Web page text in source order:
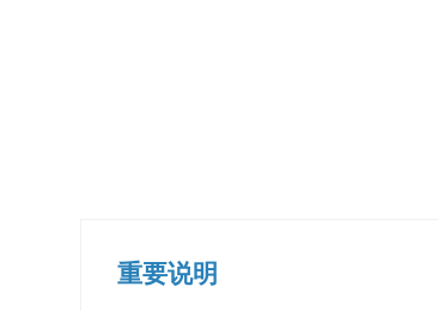
重要说明